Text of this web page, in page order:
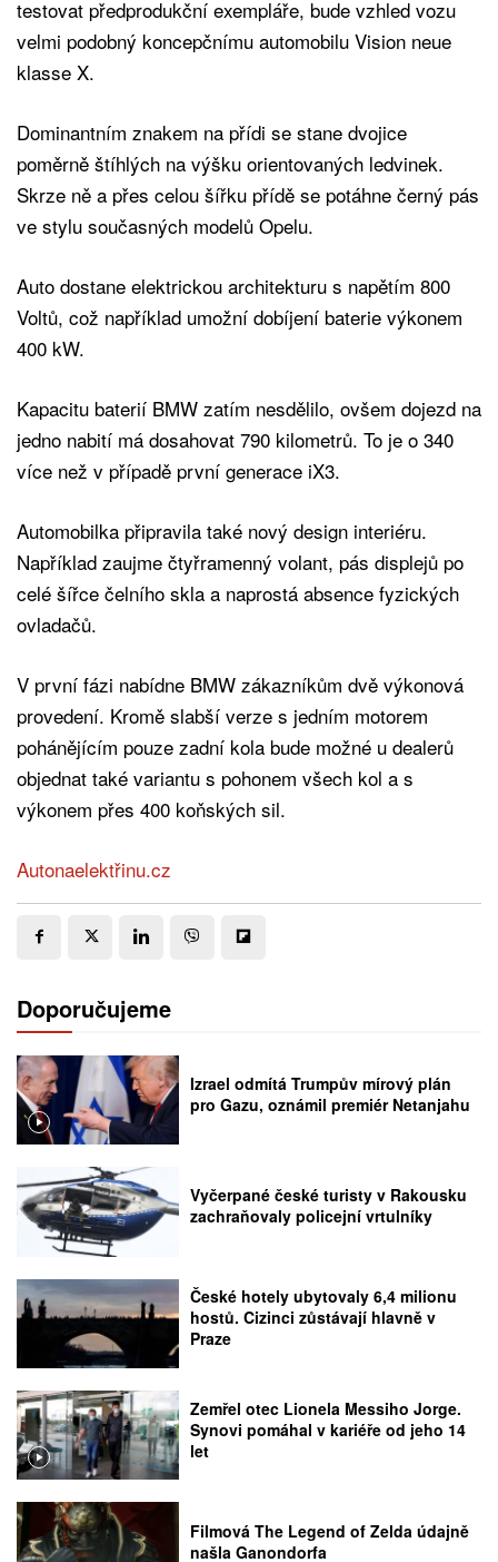
testovat předprodukční exempláře, bude vzhled vozu
velmi podobný koncepčnímu automobilu Vision neue
klasse X.
Dominantním znakem na přídi se stane dvojice
poměrně štíhlých na výšku orientovaných ledvinek.
Skrze ně a přes celou šířku přídě se potáhne černý pás
ve stylu současných modelů Opelu.
Auto dostane elektrickou architekturu s napětím 800
Voltů, což například umožní dobíjení baterie výkonem
400 kW.
Kapacitu baterií BMW zatím nesdělilo, ovšem dojezd na
jedno nabití má dosahovat 790 kilometrů. To je o 340
více než v případě první generace iX3.
Automobilka připravila také nový design interiéru.
Například zaujme čtyřramenný volant, pás displejů po
celé šířce čelního skla a naprostá absence fyzických
ovladačů.
V první fázi nabídne BMW zákazníkům dvě výkonová
provedení. Kromě slabší verze s jedním motorem
pohánějícím pouze zadní kola bude možné u dealerů
objednat také variantu s pohonem všech kol a s
výkonem přes 400 koňských sil.
Autonaelektřinu.cz
Doporučujeme
Izrael odmítá Trumpův mírový plán
pro Gazu, oznámil premiér Netanjahu
Vyčerpané české turisty v Rakousku
zachraňovaly policejní vrtulníky
České hotely ubytovaly 6,4 milionu
hostů. Cizinci zůstávají hlavně v
Praze
Zemřel otec Lionela Messiho Jorge.
Synovi pomáhal v kariéře od jeho 14
let
Filmová The Legend of Zelda údajně
našla Ganondorfa